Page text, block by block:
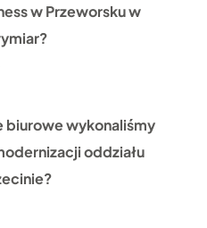
w Przeworsku w
biurowe wykonaliśmy
oddziału